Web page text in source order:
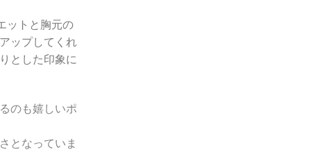
ットと胸元の
ップしてくれ
とした印象に
のも嬉しいポ
となっていま